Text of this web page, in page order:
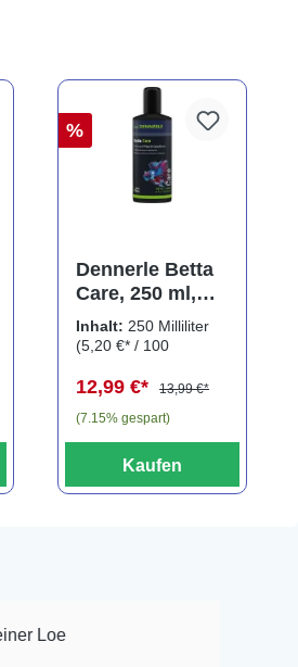
%
Dennerle Betta
Care, 250 ml,
Wasserzusatz
für Kampffische
Inhalt:250 Milliliter
(5,20 €* / 100
12,99 €*
13,99 €*
(7.15% gespart)
Kaufen